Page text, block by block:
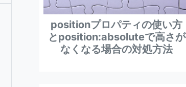
positionプロパティの使い方
とposition:absoluteで高さが
なくなる場合の対処方法